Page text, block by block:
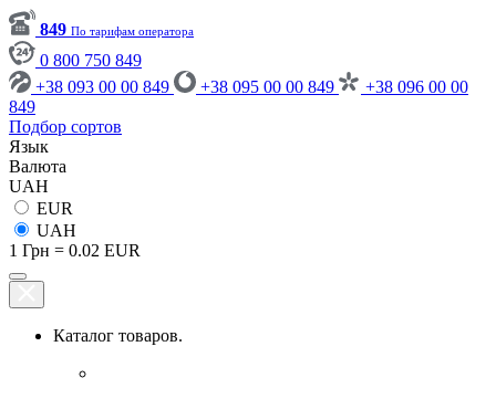
849 По тарифам оператора
0 800 750 849
+38 093 00 00 849
+38 095 00 00 849
+38 096 00 00
849
Подбор сортов
Язык
Валюта
UAH
EUR
UAH
1 Грн = 0.02 EUR
Каталог товаров.